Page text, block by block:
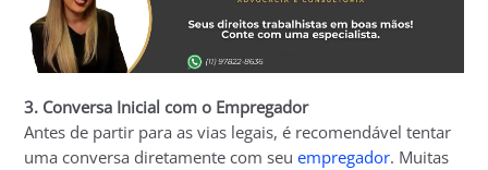
3. Conversa Inicial com o Empregador
Antes de partir para as vias legais, é recomendável tentar
uma conversa diretamente com seuempregador. Muitas